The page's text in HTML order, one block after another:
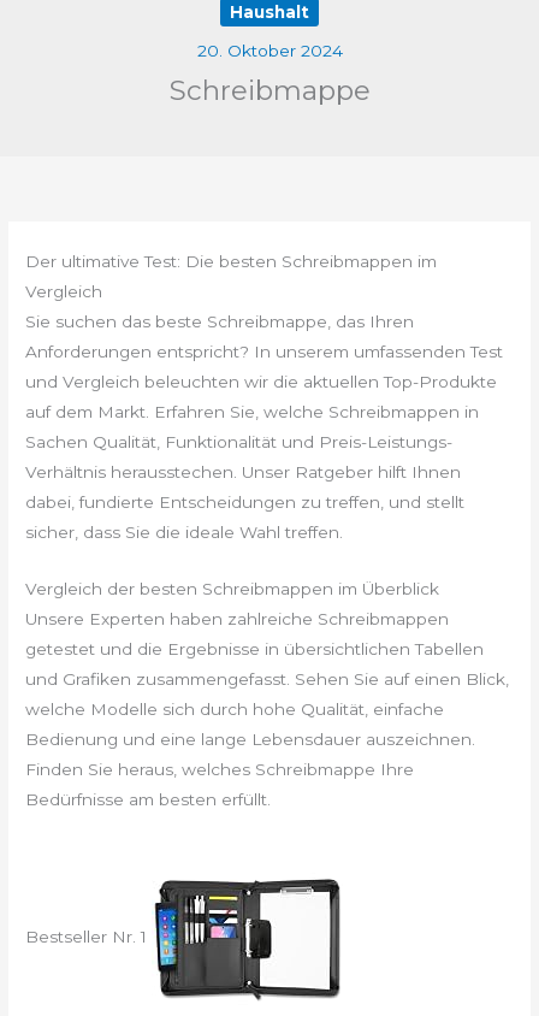
Haushalt
20. Oktober 2024
Schreibmappe
Der ultimative Test: Die besten Schreibmappen im
Vergleich
Sie suchen das beste Schreibmappe, das Ihren
Anforderungen entspricht? In unserem umfassenden Test
und Vergleich beleuchten wir die aktuellen Top-Produkte
auf dem Markt. Erfahren Sie, welche Schreibmappen in
Sachen Qualität, Funktionalität und Preis-Leistungs-
Verhältnis herausstechen. Unser Ratgeber hilft Ihnen
dabei, fundierte Entscheidungen zu treffen, und stellt
sicher, dass Sie die ideale Wahl treffen.
Vergleich der besten Schreibmappen im Überblick
Unsere Experten haben zahlreiche Schreibmappen
getestet und die Ergebnisse in übersichtlichen Tabellen
und Grafiken zusammengefasst. Sehen Sie auf einen Blick,
welche Modelle sich durch hohe Qualität, einfache
Bedienung und eine lange Lebensdauer auszeichnen.
Finden Sie heraus, welches Schreibmappe Ihre
Bedürfnisse am besten erfüllt.
Bestseller Nr. 1